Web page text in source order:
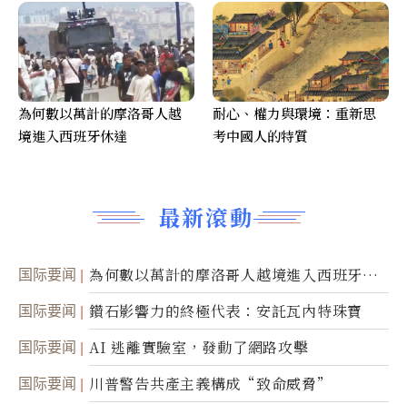
最新滾動
国际要闻
為何數以萬計的摩洛哥人越境進入西班牙休
達
国际要闻 鑽石影響力的終極代表：安託瓦內特珠寶
国际要闻 AI 逃離實驗室，發動了網路攻擊
国际要闻 川普警告共產主義構成“致命威脅”
為何數以萬計的摩洛哥人越
境進入西班牙休達
耐心、權力與環境：重新思
考中國人的特質